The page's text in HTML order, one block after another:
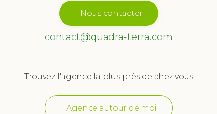
Nous contacter
contact@quadra-terra.com
Trouvez l'agence la plus près de chez vous
Agence autour de moi